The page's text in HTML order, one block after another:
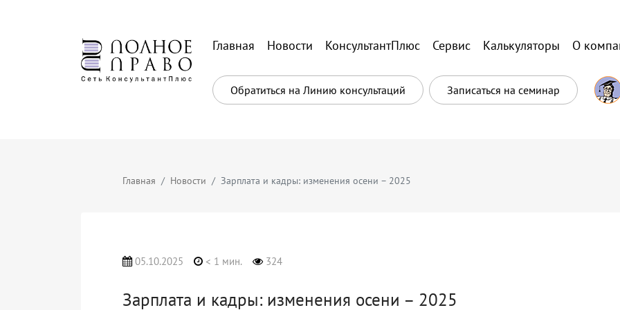
Главная Новости КонсультантПлюс Сервис Калькуляторы О
Обратиться на Линию консультаций Записаться на семинар
Главная Новости Зарплата и кадры: изменения осени – 2025
05.10.2025 < 1 мин. 324
Зарплата и кадры: изменения осени – 2025